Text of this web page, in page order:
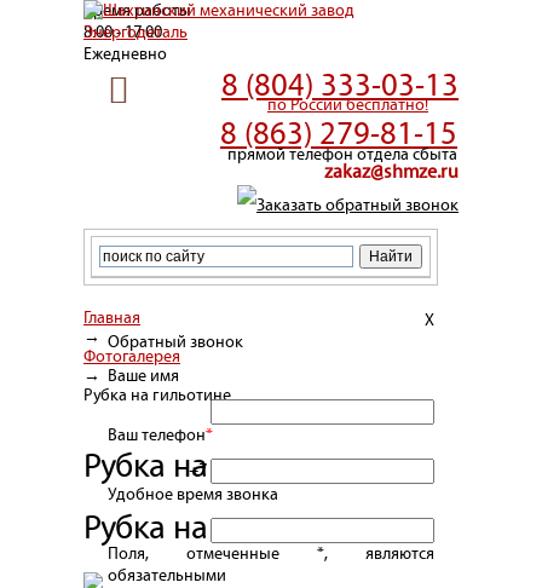
Время работы
8:00 - 17:00
Ежедневно
8 (804) 333-03-13
по России бесплатно!
8 (863) 279-81-15
прямой телефон отдела сбыта
zakaz@shmze.ru
Заказать обратный звонок
X
Обратный звонок
Ваше имя
Ваш телефон*
+7
Удобное время звонка
Поля, отмеченные *, являются
обязательными
Главная
→
Фотогалерея
→
Рубка на гильотине
Рубка на гильотине
Рубка на гильотине